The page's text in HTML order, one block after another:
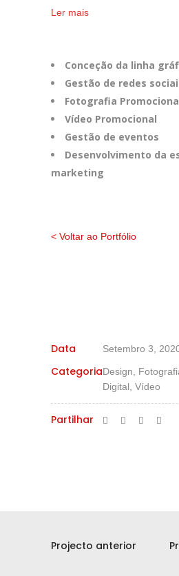
Ler mais
Conceção da linha
Gestão de redes
Fotografia
Vídeo Promocional
Gestão de eventos
Desenvolvimento da
marketing
< Voltar ao Portfólio
Data Setembro 3,
CategoriaDesign,
Digital, Vídeo
Partilhar
Projecto anterior